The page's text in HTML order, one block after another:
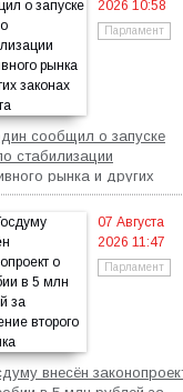
2026 10:58
Парламент
сообщил о запуске
стабилизации
рынка и других
августа
07 Августа
2026 11:47
Парламент
внесён